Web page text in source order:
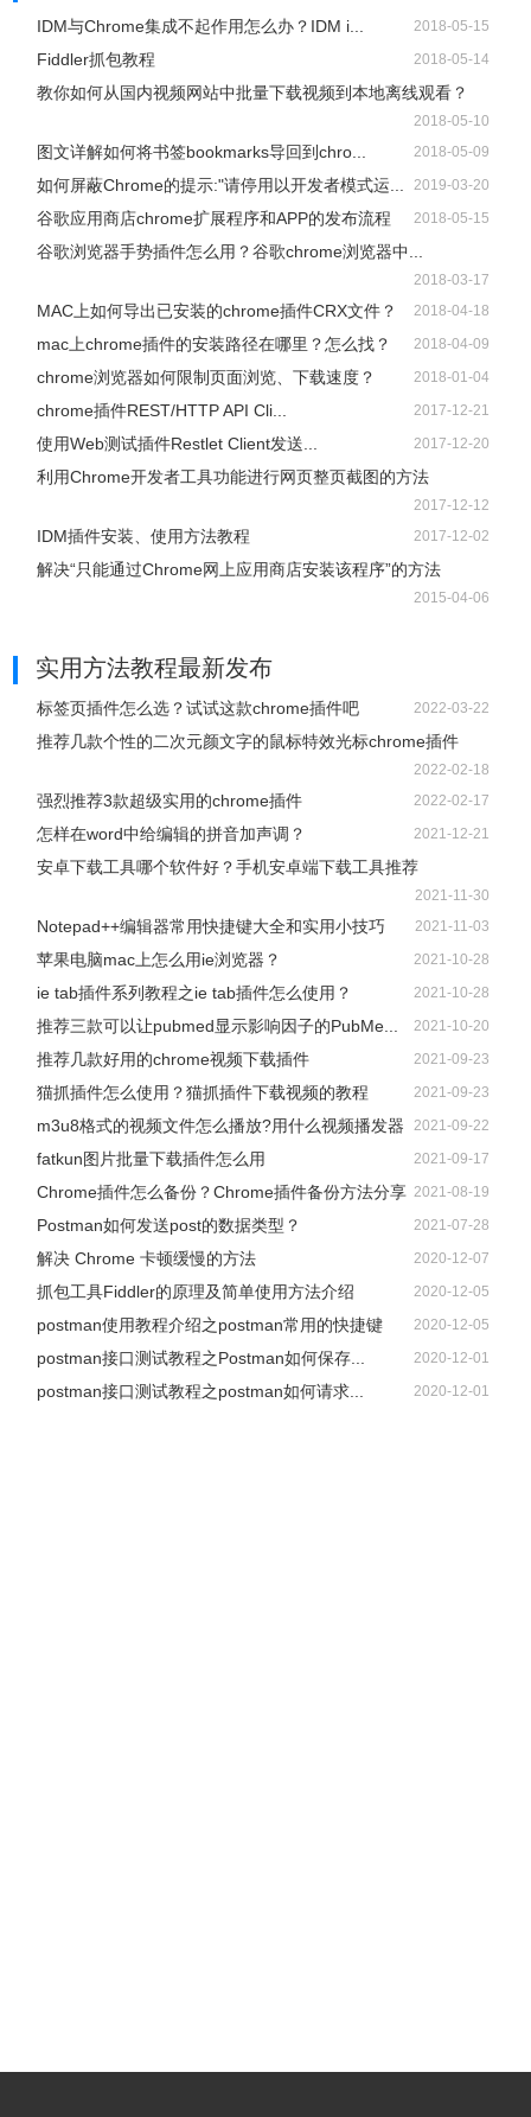
小结
以上就是小编为大家推荐的解决chrome吃内存的解决方法，
希望帮到那些被吃内存的小伙伴，如果你有更好的方法也可
IDM与Chrome集成不起作用怎么办？IDM i... 2018-05-15
Fiddler抓包教程 2018-05-14
教你如何从国内视频网站中批量下载视频到本地离线观看？
2018-05-10
图文详解如何将书签bookmarks导回到chro... 2018-05-09
如何屏蔽Chrome的提示:"请停用以开发者模式运... 2019-03-20
谷歌应用商店chrome扩展程序和APP的发布流程 2018-05-15
谷歌浏览器手势插件怎么用？谷歌chrome浏览器中...
2018-03-17
MAC上如何导出已安装的chrome插件CRX文件？ 2018-04-18
mac上chrome插件的安装路径在哪里？怎么找？ 2018-04-09
chrome浏览器如何限制页面浏览、下载速度？ 2018-01-04
chrome插件REST/HTTP API Cli... 2017-12-21
使用Web测试插件Restlet Client发送... 2017-12-20
利用Chrome开发者工具功能进行网页整页截图的方法
2017-12-12
IDM插件安装、使用方法教程 2017-12-02
解决“只能通过Chrome网上应用商店安装该程序”的方法
2015-04-06
实用方法教程最新发布
标签页插件怎么选？试试这款chrome插件吧 2022-03-22
推荐几款个性的二次元颜文字的鼠标特效光标chrome插件
2022-02-18
强烈推荐3款超级实用的chrome插件 2022-02-17
怎样在word中给编辑的拼音加声调？ 2021-12-21
安卓下载工具哪个软件好？手机安卓端下载工具推荐
2021-11-30
Notepad++编辑器常用快捷键大全和实用小技巧 2021-11-03
苹果电脑mac上怎么用ie浏览器？ 2021-10-28
ie tab插件系列教程之ie tab插件怎么使用？ 2021-10-28
推荐三款可以让pubmed显示影响因子的PubMe... 2021-10-20
推荐几款好用的chrome视频下载插件 2021-09-23
猫抓插件怎么使用？猫抓插件下载视频的教程 2021-09-23
m3u8格式的视频文件怎么播放?用什么视频播发器 2021-09-22
fatkun图片批量下载插件怎么用 2021-09-17
Chrome插件怎么备份？Chrome插件备份方法分享 2021-08-19
Postman如何发送post的数据类型？ 2021-07-28
解决 Chrome 卡顿缓慢的方法 2020-12-07
抓包工具Fiddler的原理及简单使用方法介绍 2020-12-05
postman使用教程介绍之postman常用的快捷键 2020-12-05
postman接口测试教程之Postman如何保存... 2020-12-01
postman接口测试教程之postman如何请求... 2020-12-01